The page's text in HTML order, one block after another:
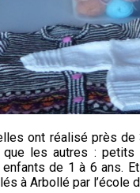
ont réalisé près de
les autres : petits
de 1 à 6 ans.
à Arbollé par l’école